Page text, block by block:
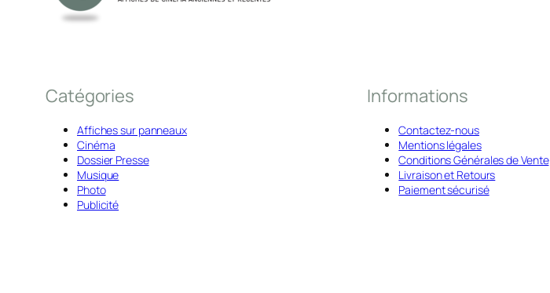
Catégories
Affiches sur panneaux
Cinéma
Dossier Presse
Musique
Photo
Publicité
Informations
Contactez-nous
Mentions légales
Conditions Générales de Vente
Livraison et Retours
Paiement sécurisé